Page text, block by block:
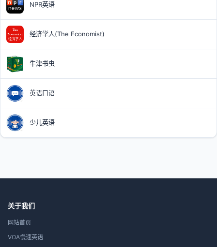
NPR英语
经济学人(The Economist)
牛津书虫
英语口语
少儿英语
关于我们
网站首页
VOA慢速英语